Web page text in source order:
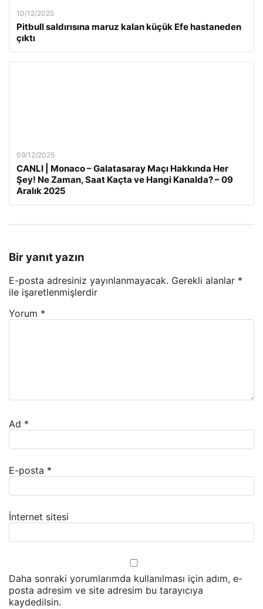
10/12/2025
Pitbull saldırısına maruz kalan küçük Efe hastaneden
çıktı
09/12/2025
CANLI | Monaco – Galatasaray Maçı Hakkında Her
Şey! Ne Zaman, Saat Kaçta ve Hangi Kanalda? – 09
Aralık 2025
Bir yanıt yazın
E-posta adresiniz yayınlanmayacak. Gerekli alanlar *
ile işaretlenmişlerdir
Yorum *
Ad *
E-posta *
İnternet sitesi
Daha sonraki yorumlarımda kullanılması için adım, e-
posta adresim ve site adresim bu tarayıcıya
kaydedilsin.